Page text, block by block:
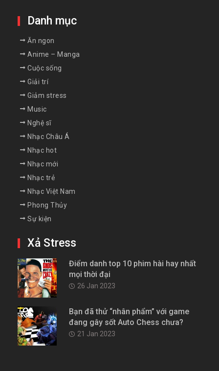
Danh mục
Ăn ngon
Anime – Manga
Cuộc sống
Giải trí
Giảm stress
Music
Nghệ sĩ
Nhạc Châu Á
Nhạc hot
Nhạc mới
Nhạc trẻ
Nhạc Việt Nam
Phong Thủy
Sự kiện
Xả Stress
Điểm danh top 10 phim hài hay nhất
mọi thời đại
26 Jan 2023
Bạn đã thử “nhân phẩm” với game
đang gây sốt Auto Chess chưa?
21 Jan 2023